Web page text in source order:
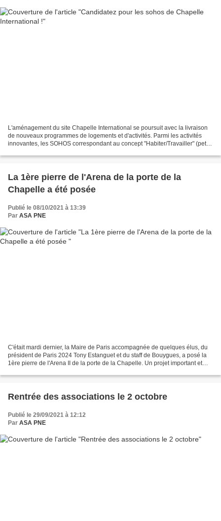
L'aménagement du site Chapelle International se poursuit avec la livraison
de nouveaux programmes de logements et d'activités. Parmi les activités
innovantes, les SOHOS correspondant au concept "Habiter/Travailler" (petite
La 1ère pierre de l'Arena de la porte de la
Chapelle a été posée
Publié le 08/10/2021 à 13:39
Par ASA PNE
C'était mardi dernier, la Maire de Paris accompagnée de quelques élus, du
président de Paris 2024 Tony Estanguet et du staff de Bouygues, a posé la
1ère pierre de l'Arena II de la porte de la Chapelle. Un projet important et
Rentrée des associations le 2 octobre
Publié le 29/09/2021 à 12:12
Par ASA PNE